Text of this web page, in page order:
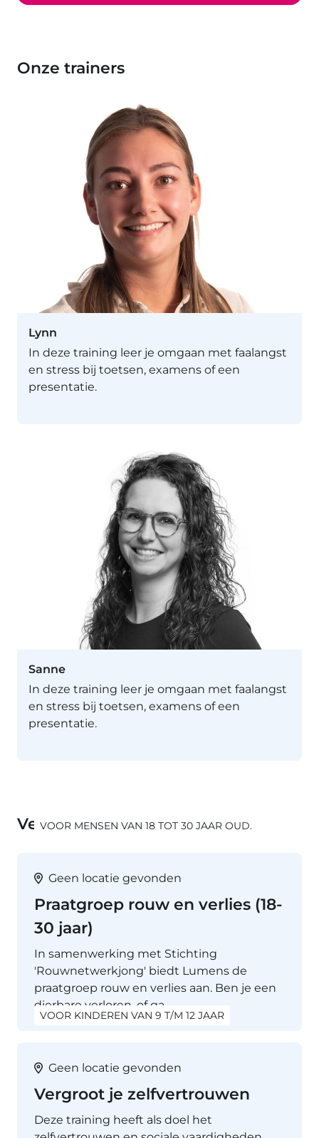
Onze trainers
Lynn
In deze training leer je omgaan met faalangst
en stress bij toetsen, examens of een
presentatie.
Sanne
In deze training leer je omgaan met faalangst
en stress bij toetsen, examens of een
presentatie.
Vergelijkbare trainingen
VOOR MENSEN VAN 18 TOT 30 JAAR OUD.
Geen locatie gevonden
Praatgroep rouw en verlies (18-
30 jaar)
In samenwerking met Stichting
'Rouwnetwerkjong' biedt Lumens de
praatgroep rouw en verlies aan. Ben je een
dierbare verloren, of ga…
VOOR KINDEREN VAN 9 T/M 12 JAAR
Geen locatie gevonden
Vergroot je zelfvertrouwen
Deze training heeft als doel het